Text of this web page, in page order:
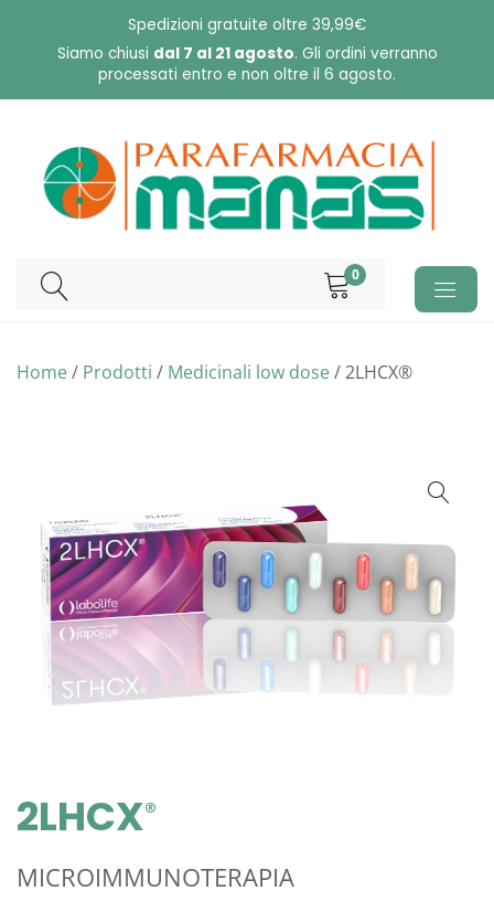
Spedizioni gratuite oltre 39,99€
Siamo chiusi dal 7 al 21 agosto. Gli ordini verranno
processati entro e non oltre il 6 agosto.
0
Home/ Prodotti / Medicinali low dose/ 2LHCX®
2LHCX®
MICROIMMUNOTERAPIA